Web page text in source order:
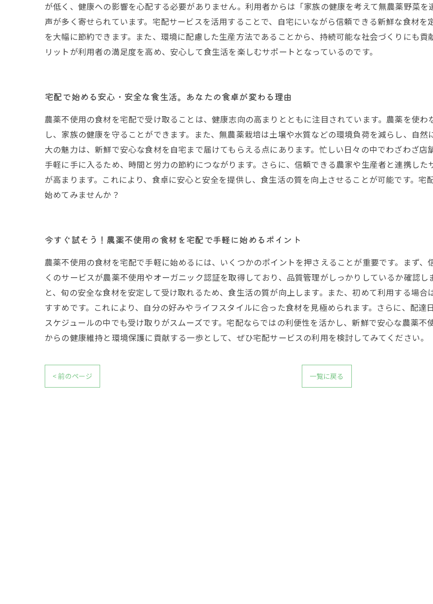
が低く、健康への影響を心配する必要がありません。利用者からは「家族の健康を考えて無農薬野菜
声が多く寄せられています。宅配サービスを活用することで、自宅にいながら信頼できる新鮮な食材
を大幅に節約できます。また、環境に配慮した生産方法であることから、持続可能な社会づくりにも
リットが利用者の満足度を高め、安心して食生活を楽しむサポートとなっているのです。
宅配で始める安心・安全な食生活。あなたの食卓が変わる理由
農薬不使用の食材を宅配で受け取ることは、健康志向の高まりとともに注目されています。農薬を使
し、家族の健康を守ることができます。また、無農薬栽培は土壌や水質などの環境負荷を減らし、自
大の魅力は、新鮮で安心な食材を自宅まで届けてもらえる点にあります。忙しい日々の中でわざわざ
手軽に手に入るため、時間と労力の節約につながります。さらに、信頼できる農家や生産者と連携し
が高まります。これにより、食卓に安心と安全を提供し、食生活の質を向上させることが可能です。宅
始めてみませんか？
今すぐ試そう！農薬不使用の食材を宅配で手軽に始めるポイント
農薬不使用の食材を宅配で手軽に始めるには、いくつかのポイントを押さえることが重要です。まず
くのサービスが農薬不使用やオーガニック認証を取得しており、品質管理がしっかりしているか確認
と、旬の安全な食材を安定して受け取れるため、食生活の質が向上します。また、初めて利用する場
すすめです。これにより、自分の好みやライフスタイルに合った食材を見極められます。さらに、配
スケジュールの中でも受け取りがスムーズです。宅配ならではの利便性を活かし、新鮮で安心な農薬
からの健康維持と環境保護に貢献する一歩として、ぜひ宅配サービスの利用を検討してみてください。
< 前のページ 一覧に戻る